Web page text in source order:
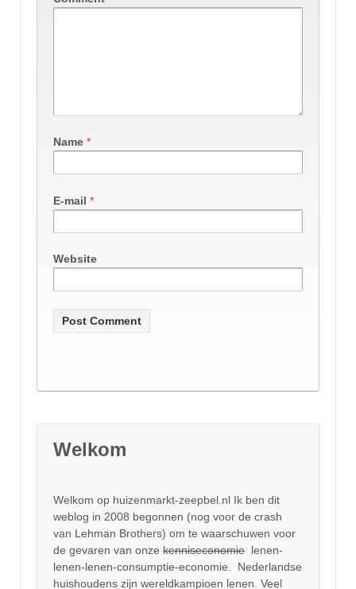
Name *
E-mail *
Website
Welkom
Welkom op huizenmarkt-zeepbel.nl Ik ben dit
weblog in 2008 begonnen (nog voor de crash
van Lehman Brothers) om te waarschuwen voor
de gevaren van onze kenniseconomie lenen-
lenen-lenen-consumptie-economie. Nederlandse
huishoudens zijn wereldkampioen lenen. Veel